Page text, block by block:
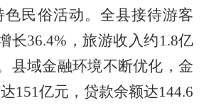
民俗活动。全县接待游客
长36.4% ，旅游收入约1.8亿
县域金融环境不断优化，金
151亿元，贷款余额达144.6